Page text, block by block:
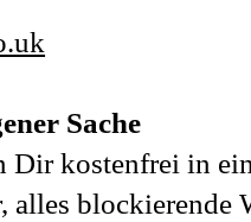
Sache
Dir kostenfrei in
alles blockierende